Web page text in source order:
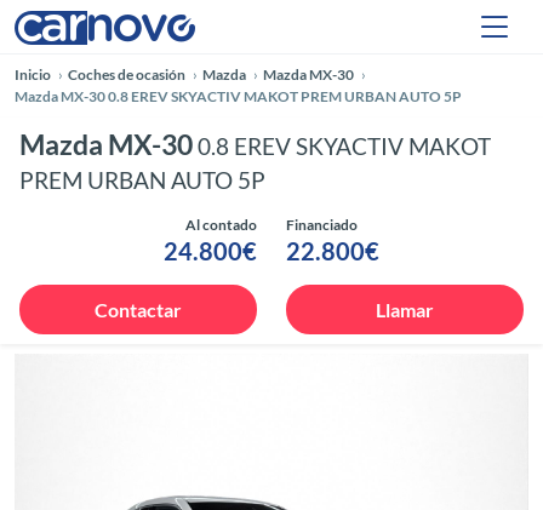
Inicio Coches de ocasión Mazda
Mazda MX-30
Mazda MX-30 0.8 EREV SKYACTIV MAKOT PREM URBAN AUTO 5P
Mazda MX-300.8 EREV SKYACTIV MAKOT
PREM URBAN AUTO 5P
Al contado
24.800€
Financiado
22.800€
Contactar Llamar